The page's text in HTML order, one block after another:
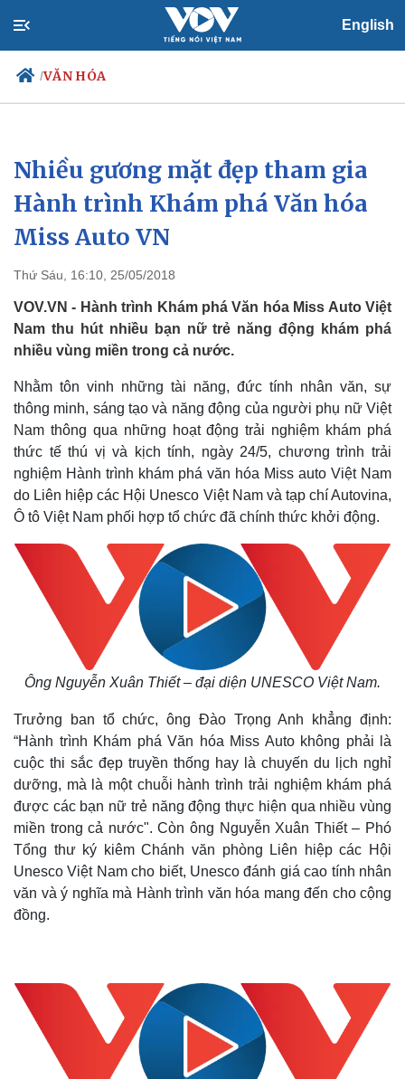
English
/VĂN HÓA
Chính trị
Đảng
Tổ chức nhân sự
Quốc hội
Xã hội
Tin 24h
Dự báo thời tiết
Nhiều gương mặt đẹp tham gia
Hành trình Khám phá Văn hóa
Miss Auto VN
Thứ Sáu, 16:10, 25/05/2018
VOV.VN - Hành trình Khám phá Văn hóa Miss Auto Việt
Nam thu hút nhiều bạn nữ trẻ năng động khám phá
nhiều vùng miền trong cả nước.
Nhằm tôn vinh những tài năng, đức tính nhân văn, sự
thông minh, sáng tạo và năng động của người phụ nữ Việt
Nam thông qua những hoạt động trải nghiệm khám phá
thức tế thú vị và kịch tính, ngày 24/5, chương trình trải
nghiệm Hành trình khám phá văn hóa Miss auto Việt Nam
do Liên hiệp các Hội Unesco Việt Nam và tạp chí Autovina,
Ô tô Việt Nam phối hợp tổ chức đã chính thức khởi động.
Ông Nguyễn Xuân Thiết – đại diện UNESCO Việt Nam.
Trưởng ban tổ chức, ông Đào Trọng Anh khẳng định:
“Hành trình Khám phá Văn hóa Miss Auto không phải là
cuộc thi sắc đẹp truyền thống hay là chuyến du lịch nghỉ
dưỡng, mà là một chuỗi hành trình trải nghiệm khám phá
được các bạn nữ trẻ năng động thực hiện qua nhiều vùng
miền trong cả nước". Còn ông Nguyễn Xuân Thiết – Phó
Tổng thư ký kiêm Chánh văn phòng Liên hiệp các Hội
Unesco Việt Nam cho biết, Unesco đánh giá cao tính nhân
văn và ý nghĩa mà Hành trình văn hóa mang đến cho cộng
đồng.